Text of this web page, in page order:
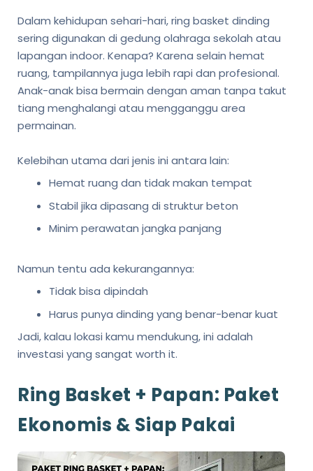
Dalam kehidupan sehari-hari, ring basket dinding
sering digunakan di gedung olahraga sekolah atau
lapangan indoor. Kenapa? Karena selain hemat
ruang, tampilannya juga lebih rapi dan profesional.
Anak-anak bisa bermain dengan aman tanpa takut
tiang menghalangi atau mengganggu area
permainan.
Kelebihan utama dari jenis ini antara lain:
Hemat ruang dan tidak makan tempat
Stabil jika dipasang di struktur beton
Minim perawatan jangka panjang
Namun tentu ada kekurangannya:
Tidak bisa dipindah
Harus punya dinding yang benar-benar kuat
Jadi, kalau lokasi kamu mendukung, ini adalah
investasi yang sangat worth it.
Ring Basket + Papan: Paket
Ekonomis & Siap Pakai